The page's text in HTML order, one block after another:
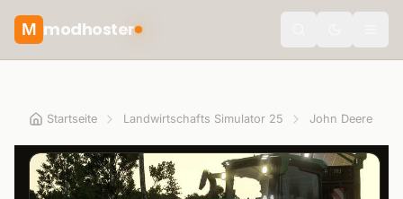
M modhoster
Startseite Landwirtschafts Simulator 25 John Deere